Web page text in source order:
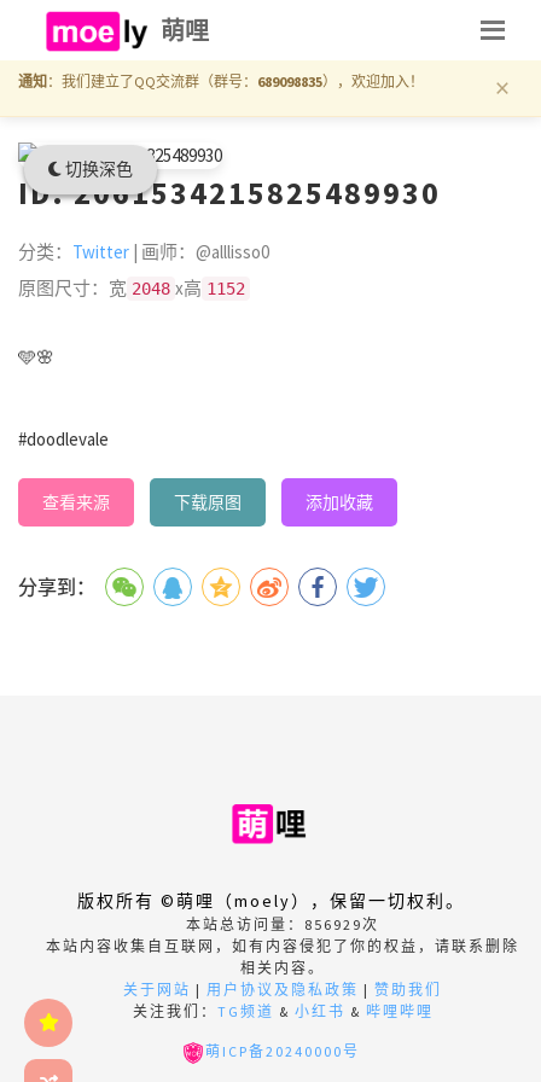
切换深色
萌哩
通知 ：我们建立了QQ交流群（群号： 689098835），欢迎加入！ ×
ID: 2061534215825489930
分类： Twitter | 画师：@alllisso0
原图尺寸：宽 2048 x高 1152
🩵🌸
#doodlevale
查看来源 下载原图 添加收藏
分享到：
版权所有 ©萌哩（moely），保留一切权利。
本站总访问量： 856929次
本站内容收集自互联网，如有内容侵犯了你的权益，请联系删除
相关内容。
关于网站 | 用户协议及隐私政策 | 赞助我们
关注我们： TG频道 & 小红书 & 哔哩哔哩
萌ICP备20240000号